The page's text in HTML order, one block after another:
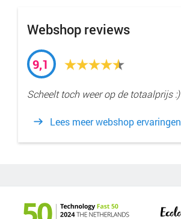
Webshop reviews
9,1
Scheelt toch weer op de totaalprijs :)
Lees meer webshop ervaringen